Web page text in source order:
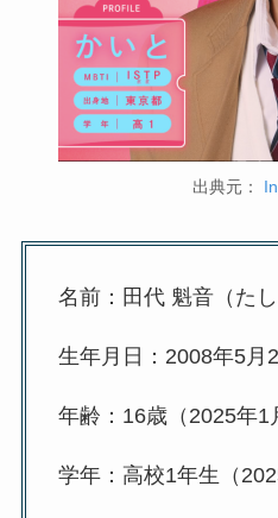
出典元：
名前：田代 魁音（たし
生年月日：2008年5月
年齢：16歳（2025年1
学年：高校1年生（